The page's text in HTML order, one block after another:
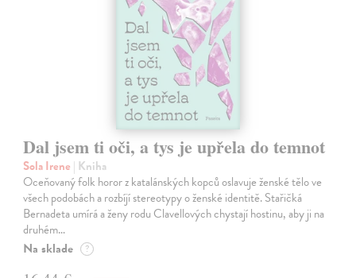
Dal jsem ti oči, a tys je upřela do temnot
Sola Irene | Kniha
Oceňovaný folk horor z katalánských kopců oslavuje ženské tělo ve
všech podobách a rozbíjí stereotypy o ženské identitě. Stařičká
Bernadeta umírá a ženy rodu Clavellových chystají hostinu, aby ji na
druhém…
Na sklade ?